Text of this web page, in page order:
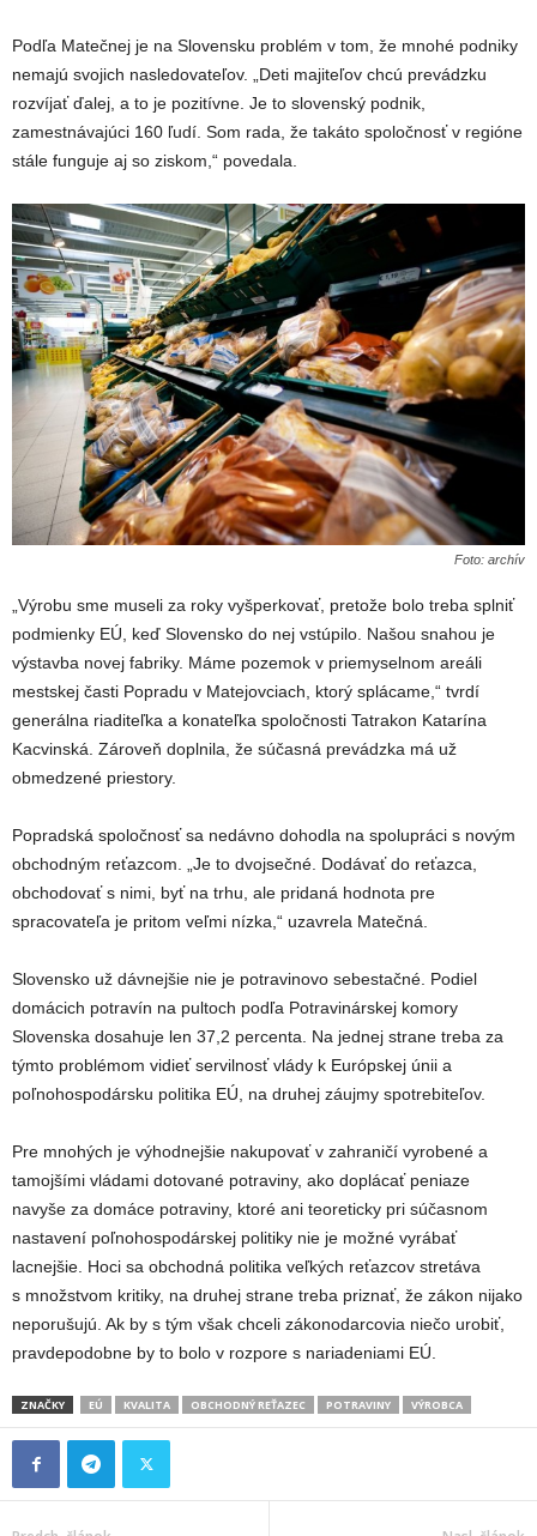
Podľa Matečnej je na Slovensku problém v tom, že mnohé podniky
nemajú svojich nasledovateľov. „Deti majiteľov chcú prevádzku
rozvíjať ďalej, a to je pozitívne. Je to slovenský podnik,
zamestnávajúci 160 ľudí. Som rada, že takáto spoločnosť v regióne
stále funguje aj so ziskom,“ povedala.
Foto: archív
„Výrobu sme museli za roky vyšperkovať, pretože bolo treba splniť
podmienky EÚ, keď Slovensko do nej vstúpilo. Našou snahou je
výstavba novej fabriky. Máme pozemok v priemyselnom areáli
mestskej časti Popradu v Matejovciach, ktorý splácame,“ tvrdí
generálna riaditeľka a konateľka spoločnosti Tatrakon Katarína
Kacvinská. Zároveň doplnila, že súčasná prevádzka má už
obmedzené priestory.
Popradská spoločnosť sa nedávno dohodla na spolupráci s novým
obchodným reťazcom. „Je to dvojsečné. Dodávať do reťazca,
obchodovať s nimi, byť na trhu, ale pridaná hodnota pre
spracovateľa je pritom veľmi nízka,“ uzavrela Matečná.
Slovensko už dávnejšie nie je potravinovo sebestačné. Podiel
domácich potravín na pultoch podľa Potravinárskej komory
Slovenska dosahuje len 37,2 percenta. Na jednej strane treba za
týmto problémom vidieť servilnosť vlády k Európskej únii a
poľnohospodársku politika EÚ, na druhej záujmy spotrebiteľov.
Pre mnohých je výhodnejšie nakupovať v zahraničí vyrobené a
tamojšími vládami dotované potraviny, ako doplácať peniaze
navyše za domáce potraviny, ktoré ani teoreticky pri súčasnom
nastavení poľnohospodárskej politiky nie je možné vyrábať
lacnejšie. Hoci sa obchodná politika veľkých reťazcov stretáva
s množstvom kritiky, na druhej strane treba priznať, že zákon nijako
neporušujú. Ak by s tým však chceli zákonodarcovia niečo urobiť,
pravdepodobne by to bolo v rozpore s nariadeniami EÚ.
ZNAČKY EÚ KVALITA OBCHODNÝ REŤAZEC POTRAVINY VÝROBCA